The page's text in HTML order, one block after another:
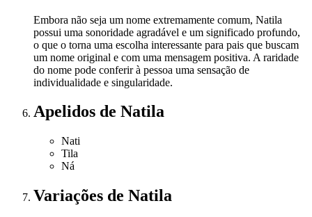
Embora não seja um nome extremamente comum, Natila
possui uma sonoridade agradável e um significado profundo,
o que o torna uma escolha interessante para pais que buscam
um nome original e com uma mensagem positiva. A raridade
do nome pode conferir à pessoa uma sensação de
individualidade e singularidade.
Apelidos de Natila
Nati
Tila
Ná
Variações de Natila